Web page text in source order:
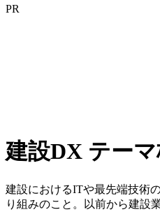
PR
建設DX テー
建設におけるITや最先端技術
り組みのこと。以前から建設